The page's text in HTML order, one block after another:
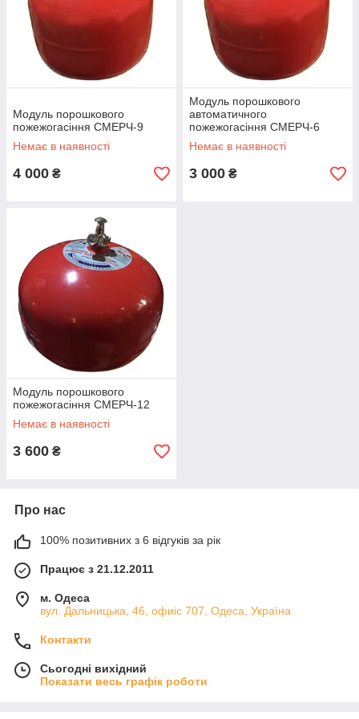
який з корпусу установки викидається огнетушащий
порошок під тиском енергії стисненого газу
Модуль порошкового
пожежогасіння СМЕРЧ-9
Немає в наявності
4 000 ₴
Модуль порошкового
автоматичного
пожежогасіння СМЕРЧ-6
Вогнегасник порошковий
самоспрацьовуючий
Немає в наявності
3 000 ₴
Модуль порошкового
пожежогасіння СМЕРЧ-12
Немає в наявності
3 600 ₴
Про нас
100% позитивних з 6 відгуків за рік
Працює з 21.12.2011
м. Одеса
вул. Дальницька, 46, офиіс 707, Одеса, Україна
Контакти
Сьогодні вихідний
Показати весь графік роботи